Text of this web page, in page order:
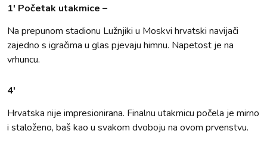
1' Početak utakmice –
Na prepunom stadionu Lužnjiki u Moskvi hrvatski navijači
zajedno s igračima u glas pjevaju himnu. Napetost je na
vrhuncu.
4'
Hrvatska nije impresionirana. Finalnu utakmicu počela je mirno
i staloženo, baš kao u svakom dvoboju na ovom prvenstvu.